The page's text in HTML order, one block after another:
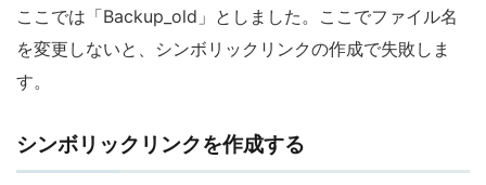
ここでは「Backup_old」としました。ここでファイル名
を変更しないと、シンボリックリンクの作成で失敗しま
す。
シンボリックリンクを作成する